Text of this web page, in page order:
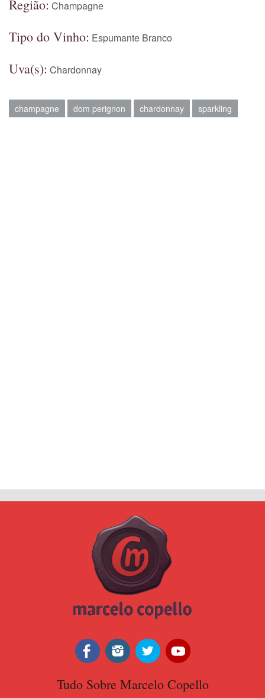
Região: Champagne
Tipo do Vinho: Espumante Branco
Uva(s): Chardonnay
champagne dom perignon chardonnay sparkling
Tudo Sobre Marcelo Copello